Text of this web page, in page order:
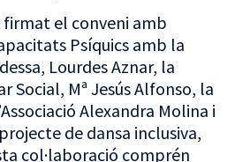
firmat el conveni amb
Psíquics amb la
Lourdes Aznar, la
Social, Mª Jesús Alfonso, la
Alexandra Molina i
de dansa inclusiva,
col·laboració comprén